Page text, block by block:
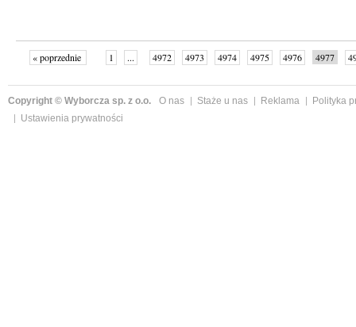
« poprzednie 1 ... 4972 4973 4974 4975 4976 4977
Copyright © Wyborcza sp. z o.o. O nas Staże u nas Reklama
Polityka
Ustawienia prywatności